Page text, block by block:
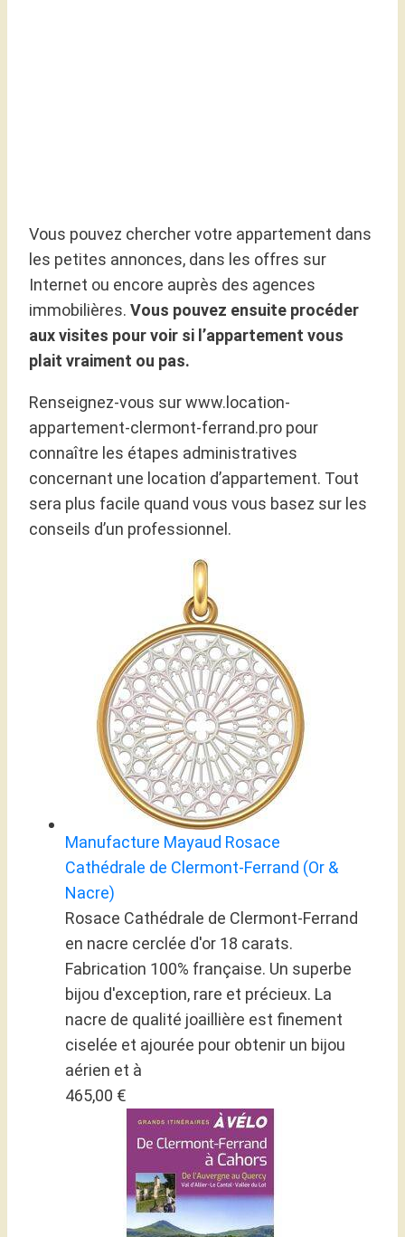
Vous pouvez chercher votre appartement dans
les petites annonces, dans les offres sur
Internet ou encore auprès des agences
immobilières. Vous pouvez ensuite procéder
aux visites pour voir si l’appartement vous
plait vraiment ou pas.
Renseignez-vous sur www.location-
appartement-clermont-ferrand.pro pour
connaître les étapes administratives
concernant une location d’appartement. Tout
sera plus facile quand vous vous basez sur les
conseils d’un professionnel.
Manufacture Mayaud Rosace
Cathédrale de Clermont-Ferrand (Or &
Nacre)
Rosace Cathédrale de Clermont-Ferrand
en nacre cerclée d'or 18 carats.
Fabrication 100% française. Un superbe
bijou d'exception, rare et précieux. La
nacre de qualité joaillière est finement
ciselée et ajourée pour obtenir un bijou
aérien et à
465,00 €